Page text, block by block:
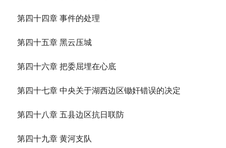
第四十四章 事件的处理
第四十五章 黑云压城
第四十六章 把委屈埋在心底
第四十七章 中央关于湖西边区锄奸错误的决定
第四十八章 五县边区抗日联防
第四十九章 黄河支队